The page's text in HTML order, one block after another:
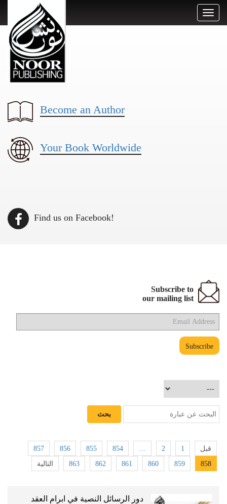
Toggle
Become an Author
Your Book Worldwide
Find us on Facebook!
Subscribe to
our mailing list
قبل 1
2
…
854
855
856
857
858
859
860
861
862
863 التالية
دور الرسائل النصية في ابرام العقد